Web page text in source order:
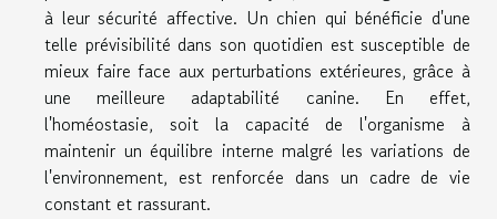
à leur sécurité affective. Un chien qui bénéficie d'une
telle prévisibilité dans son quotidien est susceptible de
mieux faire face aux perturbations extérieures, grâce à
une meilleure adaptabilité canine. En effet,
l'homéostasie, soit la capacité de l'organisme à
maintenir un équilibre interne malgré les variations de
l'environnement, est renforcée dans un cadre de vie
constant et rassurant.